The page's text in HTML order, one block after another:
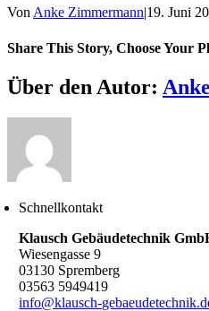
VonAnke Zimmermann|19. Juni
Share This Story, Choose Your
Über den Autor:
Schnellkontakt
Klausch Gebäudetechnik
Wiesengasse 9
03130 Spremberg
03563 5949419
info@klausch-